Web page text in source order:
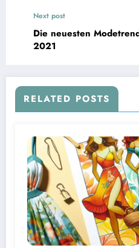
Next post
Die neuesten
2021
RELATED POSTS